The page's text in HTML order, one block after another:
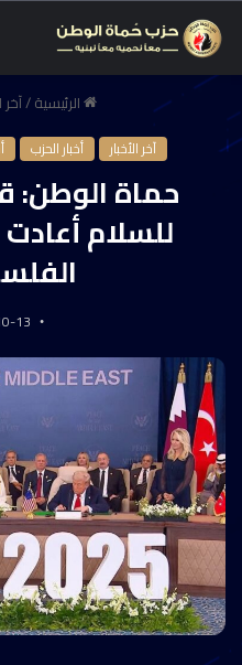
الرئيسية/آخر
آخر الأخبار أخبار الحزب
حماة الوطن:
للسلام
13